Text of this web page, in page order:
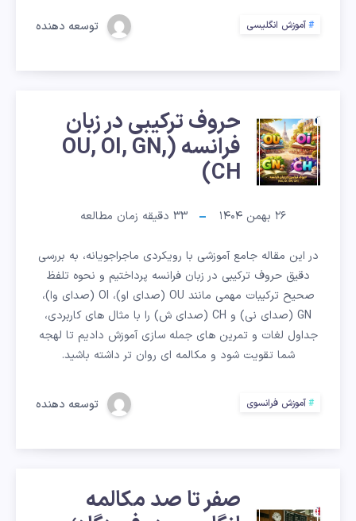
و
داروخانه
آموزش انگلیسی توسعه دهنده
حروف
ترکیبی
در
زبان
فرانسه
(OU,
OI,
GN,
CH)
حروف ترکیبی در زبان
فرانسه (OU, OI, GN,
CH)
۲۶ بهمن ۱۴۰۴ 33 دقیقه زمان مطالعه
در این مقاله جامع آموزشی با رویکردی ماجراجویانه، به بررسی
دقیق حروف ترکیبی در زبان فرانسه پرداختیم و نحوه تلفظ
صحیح ترکیبات مهمی مانند OU (صدای او)، OI (صدای وا)،
GN (صدای نی) و CH (صدای ش) را با مثال های کاربردی،
جداول لغات و تمرین های جمله سازی آموزش دادیم تا لهجه
شما تقویت شود و مکالمه ای روان تر داشته باشید.
آموزش فرانسوی توسعه دهنده
صفر تا صد مکالمه